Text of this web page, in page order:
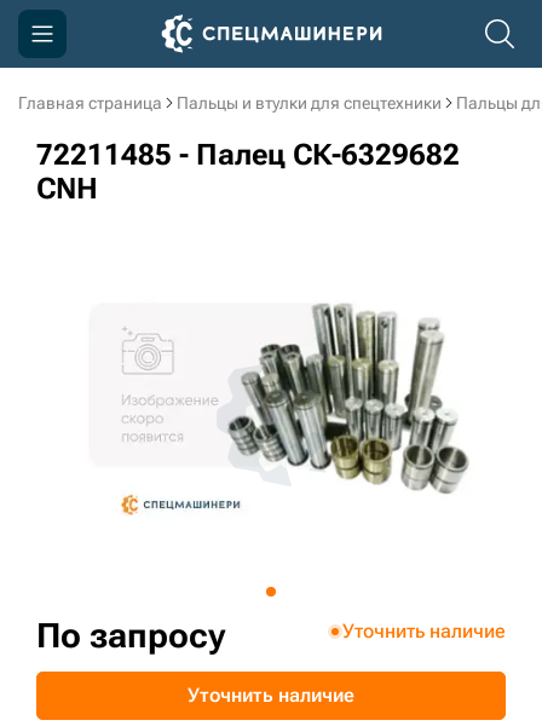
Главная страница Пальцы и втулки для спецтехники Пальцы
72211485 - Палец СК-6329682
CNH
По запросу Уточнить наличие
Уточнить наличие
Компания
Акции
3D тур по производству
3D тур по складам
sksale@skdst.ru